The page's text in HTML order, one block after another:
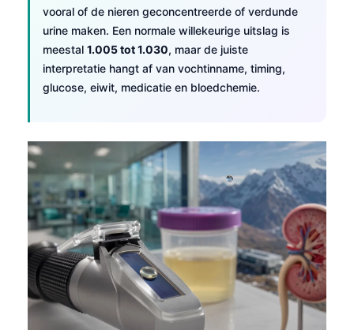
vooral of de nieren geconcentreerde of verdunde
urine maken. Een normale willekeurige uitslag is
meestal 1.005 tot 1.030, maar de juiste
interpretatie hangt af van vochtinname, timing,
glucose, eiwit, medicatie en bloedchemie.